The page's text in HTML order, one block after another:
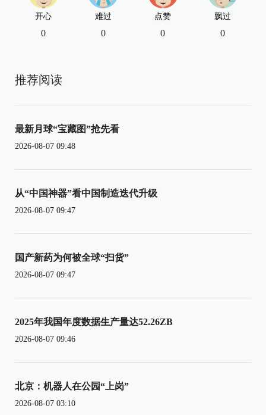
开心
0
难过
0
点赞
0
飘过
0
推荐阅读
最新月球“宝藏图”抢先看
2026-08-07 09:48
从“中国神器”看中国制造迭代升级
2026-08-07 09:47
国产新药为何被全球“扫货”
2026-08-07 09:47
2025年我国年度数据生产量达52.26ZB
2026-08-07 09:46
北京：机器人在公园“上岗”
2026-08-07 03:10